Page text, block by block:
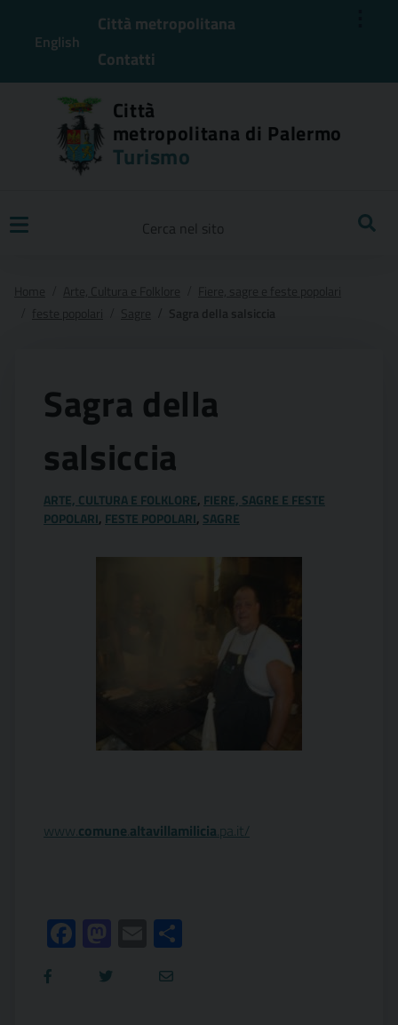
English
Città metropolitana
Contatti
Città
metropolitana di Palermo
Turismo
Sagra della
salsiccia
ARTE, CULTURA E FOLKLORE, FIERE, SAGRE E FESTE
POPOLARI, FESTE POPOLARI, SAGRE
www.comune.altavillamilicia.pa.it/
Facebook
Mastodon
Email